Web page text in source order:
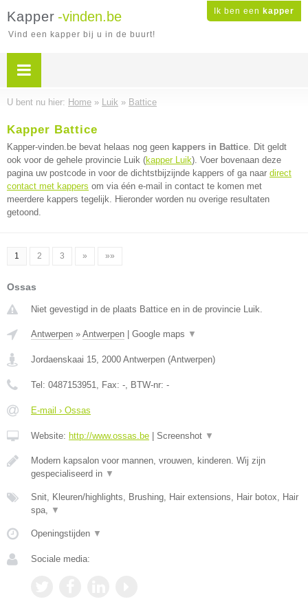
Ik ben een kapper
Kapper -vinden.be
Vind een kapper bij u in de buurt!
U bent nu hier: Home » Luik » Battice
Kapper Battice
Kapper-vinden.be bevat helaas nog geen kappers in Battice. Dit geldt
ook voor de gehele provincie Luik (kapper Luik). Voer bovenaan deze
pagina uw postcode in voor de dichtstbijzijnde kappers of ga naar direct
contact met kappers om via één e-mail in contact te komen met
meerdere kappers tegelijk. Hieronder worden nu overige resultaten
getoond.
1 2 3 » »»
Ossas
Niet gevestigd in de plaats Battice en in de provincie Luik.
Antwerpen » Antwerpen Google maps ▼
Jordaenskaai 15, 2000 Antwerpen (Antwerpen)
Tel: 0487153951, Fax: -, BTW-nr: -
E-mail › Ossas
Website: http://www.ossas.be Screenshot ▼
Modern kapsalon voor mannen, vrouwen, kinderen. Wij zijn
gespecialiseerd in ▼
Snit, Kleuren/highlights, Brushing, Hair extensions, Hair botox, Hair
spa, ▼
Openingstijden ▼
Sociale media: